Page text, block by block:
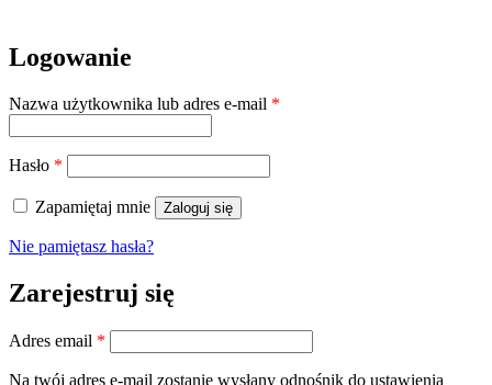
Logowanie
Nazwa użytkownika lub adres e-mail *
Hasło *
Zapamiętaj mnie Zaloguj się
Nie pamiętasz hasła?
Zarejestruj się
Adres email *
Na twój adres e-mail zostanie wysłany odnośnik do ustawienia